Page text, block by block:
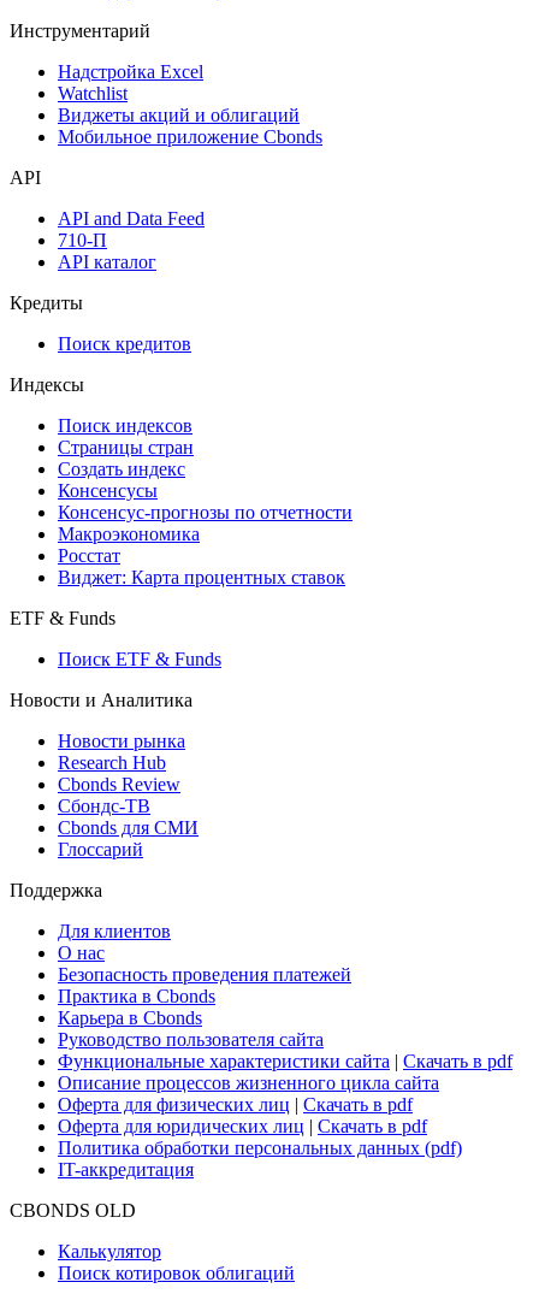
Инструментарий
Надстройка Excel
Watchlist
Виджеты акций и облигаций
Мобильное приложение Cbonds
API
API and Data Feed
710-П
API каталог
Кредиты
Поиск кредитов
Индексы
Поиск индексов
Страницы стран
Создать индекс
Консенсусы
Консенсус-прогнозы по отчетности
Макроэкономика
Росстат
Виджет: Карта процентных ставок
ETF & Funds
Поиск ETF & Funds
Новости и Аналитика
Новости рынка
Research Hub
Cbonds Review
Сбондс-ТВ
Cbonds для СМИ
Глоссарий
Поддержка
Для клиентов
О нас
Безопасность проведения платежей
Практика в Cbonds
Карьера в Cbonds
Руководство пользователя сайта
Функциональные характеристики сайта | Скачать в pdf
Описание процессов жизненного цикла сайта
Оферта для физических лиц | Скачать в pdf
Оферта для юридических лиц | Скачать в pdf
Политика обработки персональных данных (pdf)
IT-аккредитация
CBONDS OLD
Калькулятор
Поиск котировок облигаций